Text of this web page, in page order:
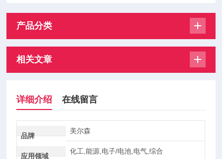
产品分类
相关文章
详细介绍 在线留言
品牌
美尔森
应用领域
化工,能源,电子/电池,电气,综合